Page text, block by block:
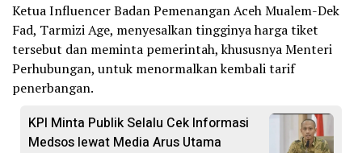
Ketua Influencer Badan Pemenangan Aceh Mualem-Dek
Fad, Tarmizi Age, menyesalkan tingginya harga tiket
tersebut dan meminta pemerintah, khususnya Menteri
Perhubungan, untuk menormalkan kembali tarif
penerbangan.
KPI Minta Publik Selalu Cek Informasi
Medsos lewat Media Arus Utama